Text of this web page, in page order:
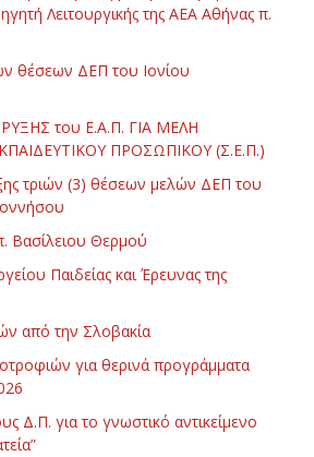
Λειτουργικής της ΑΕΑ Αθήνας π.
θέσεων ΔΕΠ του Ιονίου
του Ε.Α.Π. ΓΙΑ ΜΕΛΗ
ΠΡΟΣΩΠΙΚΟΥ (Σ.Ε.Π.)
τριών (3) θέσεων μελών ΔΕΠ του
Βασίλειου Θερμού
Παιδείας και Έρευνας της
από την Σλοβακία
για θερινά προγράμματα
Δ.Π. για το γνωστικό αντικείμενο